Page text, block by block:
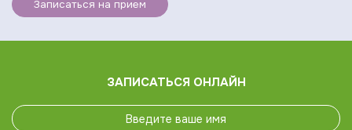
Записаться на прием
ЗАПИСАТЬСЯ ОНЛАЙН